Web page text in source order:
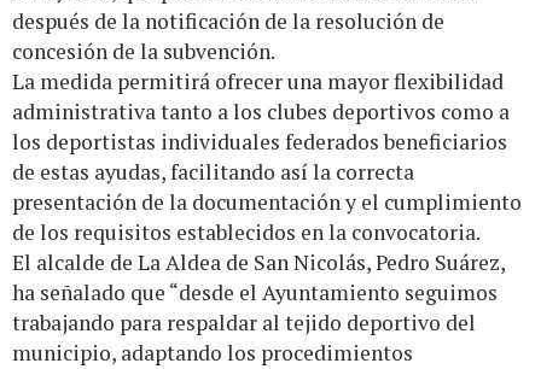
después de la notificación de la resolución de
concesión de la subvención.
La medida permitirá ofrecer una mayor flexibilidad
administrativa tanto a los clubes deportivos como a
los deportistas individuales federados beneficiarios
de estas ayudas, facilitando así la correcta
presentación de la documentación y el cumplimiento
de los requisitos establecidos en la convocatoria.
El alcalde de La Aldea de San Nicolás, Pedro Suárez,
ha señalado que “desde el Ayuntamiento seguimos
trabajando para respaldar al tejido deportivo del
municipio, adaptando los procedimientos